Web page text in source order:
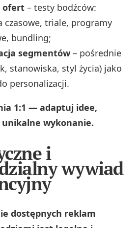
ofert – testy bodźców:
czasowe, triale, programy
bundling;
segmentów – pośrednie
stanowiska, styl życia) jako
personalizacji.
1:1 — adaptuj idee,
unikalne wykonanie.
i
wywiad
dostępnych reklam